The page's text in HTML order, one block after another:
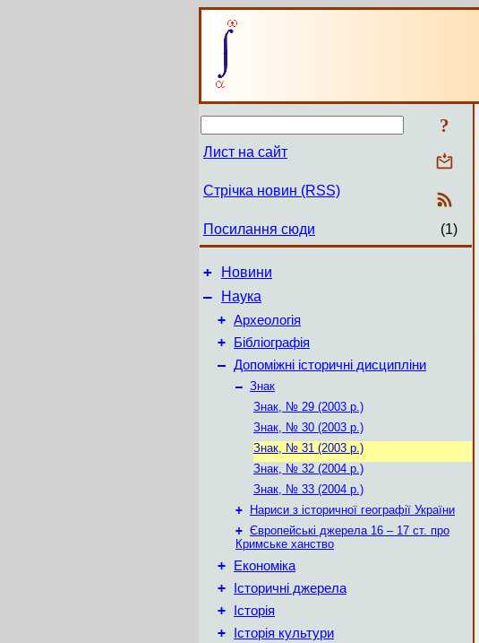
?
Лист на сайт
Стрічка новин (RSS)
Посилання сюди (1)
+ Новини
–
Наука
+ Археологія
+ Бібліографія
– Допоміжні історичні дисципліни
– Знак
Знак, № 29 (2003 р.)
Знак, № 30 (2003 р.)
Знак, № 31 (2003 р.)
Знак, № 32 (2004 р.)
Знак, № 33 (2004 р.)
+
Нариси з історичної географії України
+ Європейські джерела 16 – 17 ст. про
Кримське ханство
+ Економіка
+ Історичні джерела
+ Історія
+ Історія культури